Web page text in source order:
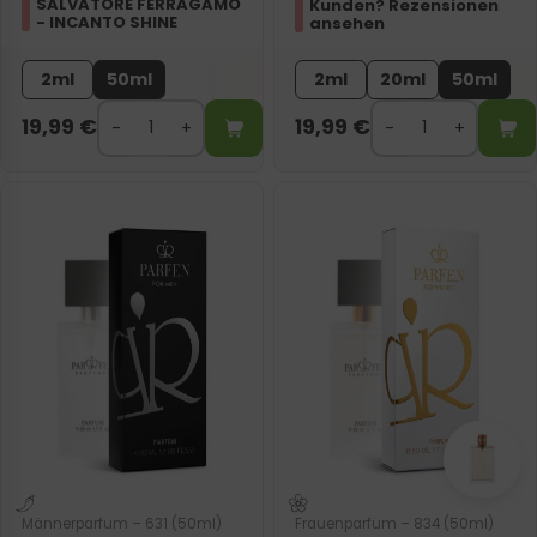
- INCANTO SHINE
2ml 50ml
19,99 €
Kunden? Rezensionen
ansehen
2ml 20ml 50ml
19,99 €
Männerparfum – 631 (50ml) Frauenparfum – 834 (50ml)